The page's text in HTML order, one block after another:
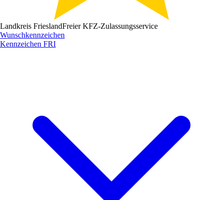
Landkreis FrieslandFreier KFZ-Zulassungsservice
Wunschkennzeichen
Kennzeichen FRI